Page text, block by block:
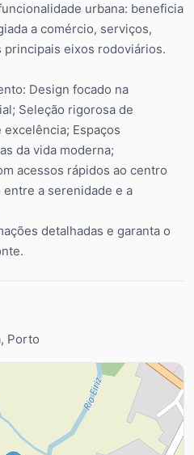
urbana: beneficia
a comércio, serviços,
eixos rodoviários.
Design focado na
Seleção rigorosa de
Espaços
da vida moderna;
acessos rápidos ao centro
a serenidade e a
detalhadas e garanta o
Porto